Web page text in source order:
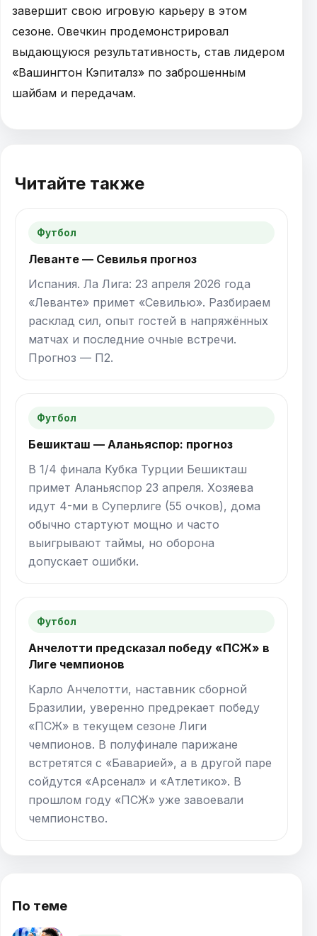
завершит свою игровую карьеру в этом
сезоне. Овечкин продемонстрировал
выдающуюся результативность, став лидером
«Вашингтон Кэпиталз» по заброшенным
шайбам и передачам.
Читайте также
Футбол
Леванте — Севилья прогноз
Испания. Ла Лига: 23 апреля 2026 года
«Леванте» примет «Севилью». Разбираем
расклад сил, опыт гостей в напряжённых
матчах и последние очные встречи.
Прогноз — П2.
Футбол
Бешикташ — Аланьяспор: прогноз
В 1/4 финала Кубка Турции Бешикташ
примет Аланьяспор 23 апреля. Хозяева
идут 4-ми в Суперлиге (55 очков), дома
обычно стартуют мощно и часто
выигрывают таймы, но оборона
допускает ошибки.
Футбол
Анчелотти предсказал победу «ПСЖ» в
Лиге чемпионов
Карло Анчелотти, наставник сборной
Бразилии, уверенно предрекает победу
«ПСЖ» в текущем сезоне Лиги
чемпионов. В полуфинале парижане
встретятся с «Баварией», а в другой паре
сойдутся «Арсенал» и «Атлетико». В
прошлом году «ПСЖ» уже завоевали
чемпионство.
По теме